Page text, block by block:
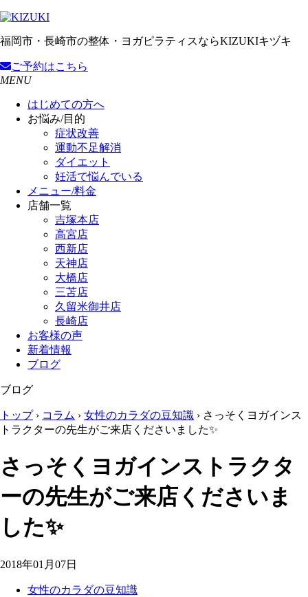
福岡市・長崎市の整体・ヨガピラティスならKIZUKIキヅキ
ご予約はこちら
MENU
はじめての方へ
お悩み/目的
症状改善
運動不足解消
ダイエット
妊活で悩んでいる
メニュー/料金
店舗一覧
吉塚本店
高宮店
西新店
天神店
大橋店
三苫店
久留米御井店
長崎店
お客様の声
新着情報
ブログ
ブログ
トップ› コラム › 女性のカラダの豆知識 › さっそくヨガインス
トラクターの先生がご来店くださいました✨
さっそくヨガインストラクタ
ーの先生がご来店くださいま
した✨
2018年01月07日
女性のカラダの豆知識